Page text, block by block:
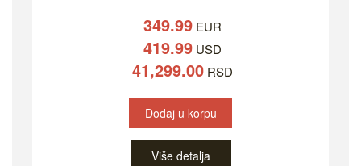
349.99 EUR
419.99 USD
41,299.00 RSD
Dodaj u korpu
Više detalja